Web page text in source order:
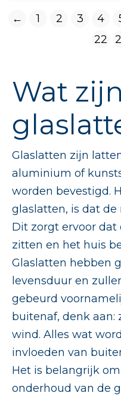
← 1 2 3 4
22
Wat zijn
Glaslatten zijn
aluminium of
worden bevestigd.
glaslatten, is dat
Dit zorgt ervoor
zitten en het huis
Glaslatten hebben
levensduur en
gebeurd
buitenaf, denk aan:
wind. Alles wat
invloeden van
Het is belangrijk
onderhoud van de